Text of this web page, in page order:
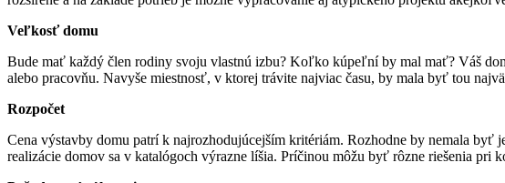
Veľkosť domu
Bude mať každý člen rodiny svoju vlastnú izbu? Koľko kúpeľní by mal mať? Váš
alebo pracovňu. Navyše miestnosť, v ktorej trávite najviac času, by mala byť tou
Rozpočet
Cena výstavby domu patrí k najrozhodujúcejším kritériám. Rozhodne by nemala
realizácie domov sa v katalógoch výrazne líšia. Príčinou môžu byť rôzne riešenia pri